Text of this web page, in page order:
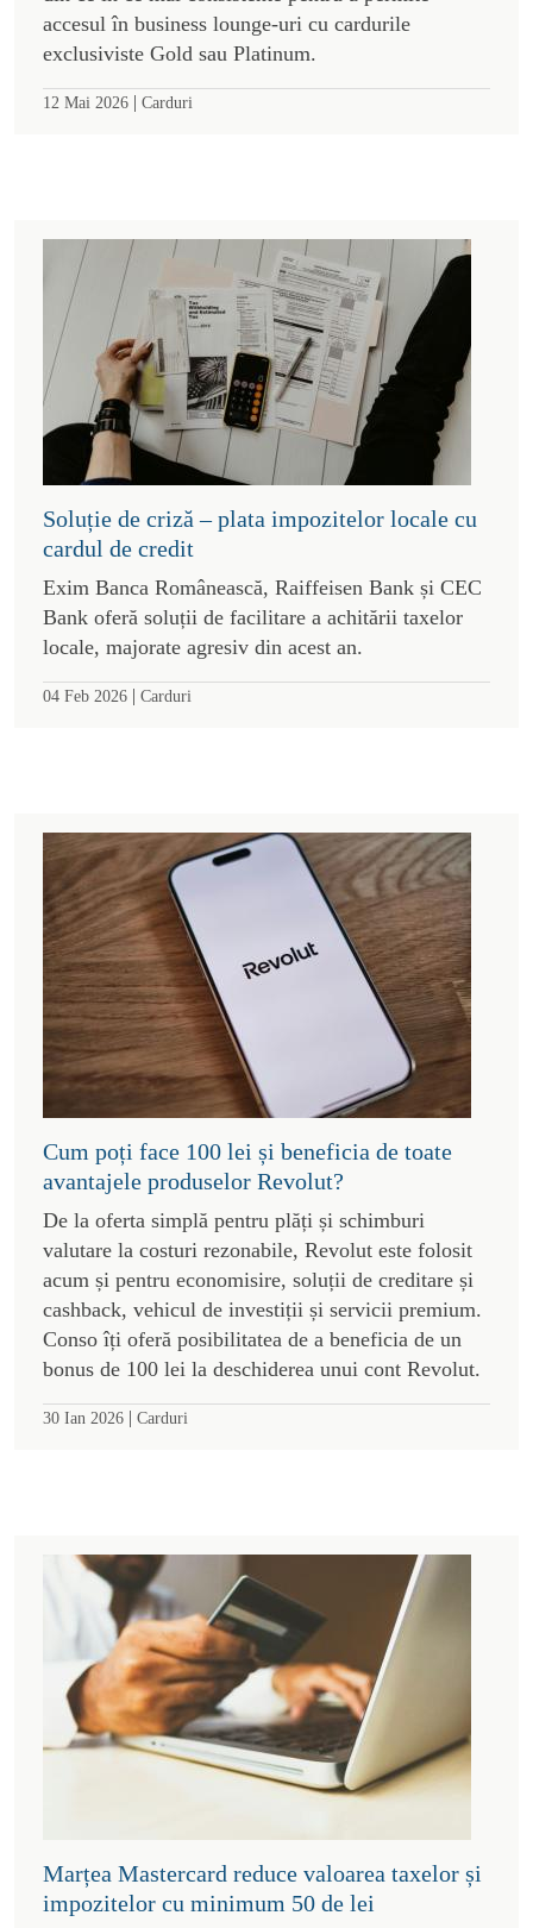
accesul în business lounge-uri cu cardurile
exclusiviste Gold sau Platinum.
12 Mai 2026 | Carduri
Soluție de criză – plata impozitelor locale cu
cardul de credit
Exim Banca Românească, Raiffeisen Bank și CEC
Bank oferă soluții de facilitare a achitării taxelor
locale, majorate agresiv din acest an.
04 Feb 2026 | Carduri
Cum poți face 100 lei și beneficia de toate
avantajele produselor Revolut?
De la oferta simplă pentru plăți și schimburi
valutare la costuri rezonabile, Revolut este folosit
acum și pentru economisire, soluții de creditare și
cashback, vehicul de investiții și servicii premium.
Conso îți oferă posibilitatea de a beneficia de un
bonus de 100 lei la deschiderea unui cont Revolut.
30 Ian 2026 | Carduri
Marțea Mastercard reduce valoarea taxelor și
impozitelor cu minimum 50 de lei